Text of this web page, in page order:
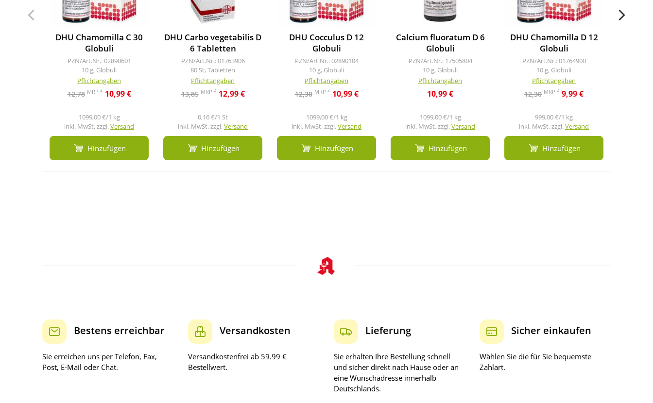
DHU Chamomilla C 30
Globuli
PZN/Art.Nr.: 02890601
10 g, Globuli
Pflichtangaben
12,78 MRP 2 10,99 €
1099,00 €/1 kg
inkl. MwSt. zzgl.Versand
Hinzufügen
DHU Carbo vegetabilis D
6 Tabletten
PZN/Art.Nr.: 01763906
80 St, Tabletten
Pflichtangaben
13,85 MRP 2 12,99 €
0,16 €/1 St
inkl. MwSt. zzgl.Versand
Hinzufügen
DHU Cocculus D 12
Globuli
PZN/Art.Nr.: 02890104
10 g, Globuli
Pflichtangaben
12,30 MRP 2 10,99 €
1099,00 €/1 kg
inkl. MwSt. zzgl.Versand
Hinzufügen
Calcium fluoratum D 6
Globuli
PZN/Art.Nr.: 17505804
10 g, Globuli
Pflichtangaben
10,99 €
1099,00 €/1 kg
inkl. MwSt. zzgl.Versand
Hinzufügen
DHU Chamomilla D 12
Globuli
PZN/Art.Nr.: 01764900
10 g, Globuli
Pflichtangaben
12,30 MRP 2 9,99 €
999,00 €/1 kg
inkl. MwSt. zzgl.Versand
Hinzufügen
Bestens erreichbar
Sie erreichen uns per Telefon, Fax,
Post, E-Mail oder Chat.
Versandkosten
Versandkostenfrei ab 59.99 €
Bestellwert.
Lieferung
Sie erhalten Ihre Bestellung schnell
und sicher direkt nach Hause oder an
eine Wunschadresse innerhalb
Deutschlands.
Sicher einkaufen
Wählen Sie die für Sie bequemste
Zahlart.